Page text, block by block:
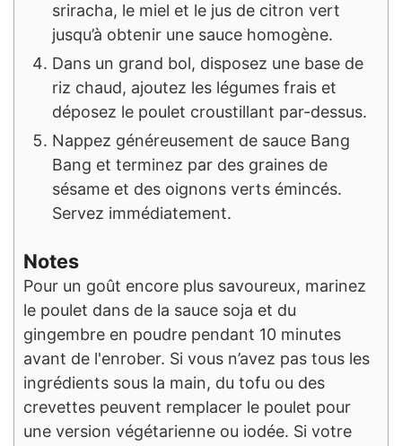
sriracha, le miel et le jus de citron vert
jusqu’à obtenir une sauce homogène.
Dans un grand bol, disposez une base de
riz chaud, ajoutez les légumes frais et
déposez le poulet croustillant par-dessus.
Nappez généreusement de sauce Bang
Bang et terminez par des graines de
sésame et des oignons verts émincés.
Servez immédiatement.
Notes
Pour un goût encore plus savoureux, marinez
le poulet dans de la sauce soja et du
gingembre en poudre pendant 10 minutes
avant de l'enrober. Si vous n’avez pas tous les
ingrédients sous la main, du tofu ou des
crevettes peuvent remplacer le poulet pour
une version végétarienne ou iodée. Si votre